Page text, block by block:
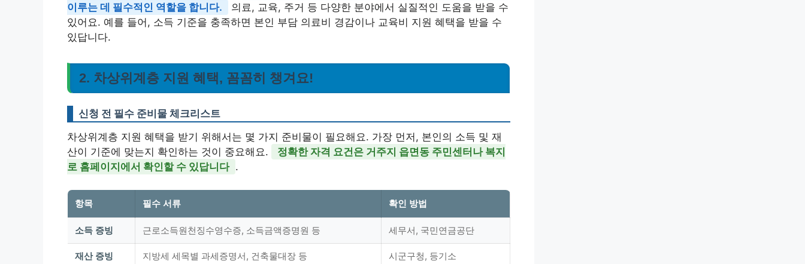
이루는 데 필수적인 역할을 합니다.
의료, 교육, 주거 등 다양한 분야에서 실질적인 도움을 받을 수
있어요. 예를 들어, 소득 기준을 충족하면 본인 부담 의료비 경감이나 교육비 지원 혜택을 받을 수
있답니다.
2. 차상위계층 지원 혜택, 꼼꼼히 챙겨요!
신청 전 필수 준비물 체크리스트
차상위계층 지원 혜택을 받기 위해서는 몇 가지 준비물이 필요해요. 가장 먼저, 본인의 소득 및 재
산이 기준에 맞는지 확인하는 것이 중요해요.
정확한 자격 요건은 거주지 읍면동 주민센터나 복지
로 홈페이지에서 확인할 수 있답니다 .
항목 필수 서류 확인 방법
소득 증빙 근로소득원천징수영수증, 소득금액증명원 등 세무서, 국민연금공단
재산 증빙 지방세 세목별 과세증명서, 건축물대장 등 시군구청, 등기소